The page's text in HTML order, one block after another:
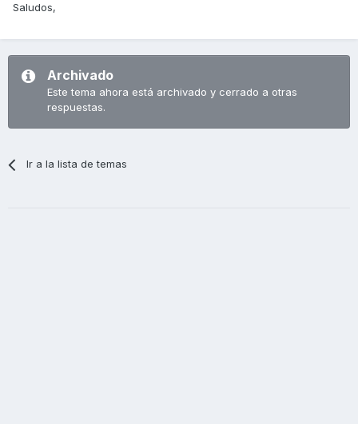
Saludos,
Archivado
Este tema ahora está archivado y cerrado a otras
respuestas.
Ir a la lista de temas